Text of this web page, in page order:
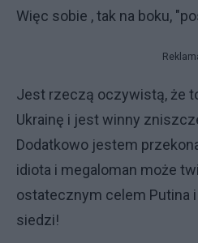
Więc sobie , tak na boku,
Jest rzeczą oczywistą, że
Ukrainę i jest winny
Dodatkowo jestem
idiota i megaloman może
ostatecznym celem Putina
siedzi!